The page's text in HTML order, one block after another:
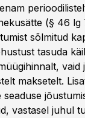
(§ 46
sõlmitud
tasuda
vaid
maksetelt.
vastasel juhul